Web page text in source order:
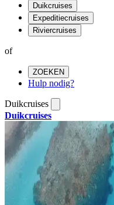
Duikcruises
Expeditiecruises
Riviercruises
of
ZOEKEN
Hulp nodig?
Duikcruises
Duikcruises